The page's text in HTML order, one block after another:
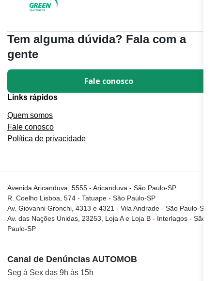
Tem alguma dúvida? Fala com a
gente
Fale conosco
Links rápidos
Quem somos
Fale conosco
Política de privacidade
Avenida Aricanduva, 5555 - Aricanduva - São Paulo-SP
R. Coelho Lisboa, 574 - Tatuape - São Paulo-SP
Av. Giovanni Gronchi, 4313 e 4321 - Vila Andrade - São Paulo-SP
Av. das Nações Unidas, 23253, Loja A e Loja B - Interlagos - São
Paulo-SP
Canal de Denúncias AUTOMOB
Seg à Sex das 9h às 15h